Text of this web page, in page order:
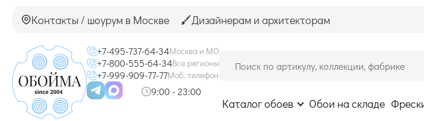
Контакты / шоурум в Москве Дизайнерам и архитекторам
+7-495-737-64-34Москва и МО
+7-800-555-64-34Все регионы
+7-999-909-77-77Моб. телефон
9:00 - 23:00
Каталог обоев Обои на складе